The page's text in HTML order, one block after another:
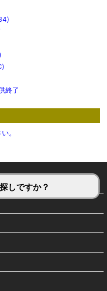
終了
。
しですか？